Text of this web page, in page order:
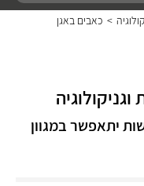
> כאבים באגן
יתאפשר במגוון